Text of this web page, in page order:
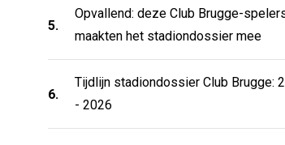
5.
Opvallend: deze Club Brugge-
maakten het stadiondossier mee
6.
Tijdlijn stadiondossier Club Brugge:
- 2026